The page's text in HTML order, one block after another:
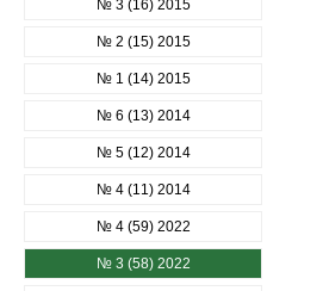
№ 3 (16) 2015
№ 2 (15) 2015
№ 1 (14) 2015
№ 6 (13) 2014
№ 5 (12) 2014
№ 4 (11) 2014
№ 4 (59) 2022
№ 3 (58) 2022